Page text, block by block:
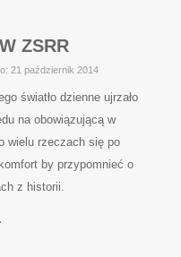
ZSRR
21 październik 2014
światło dzienne ujrzało
na obowiązującą w
wielu rzeczach się po
by przypomnieć o
z historii.